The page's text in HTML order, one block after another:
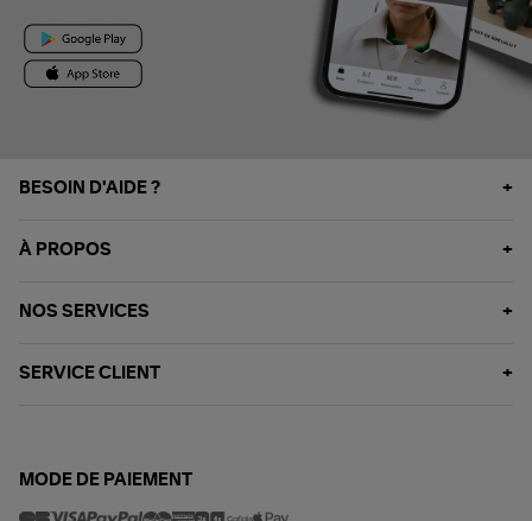
BESOIN D'AIDE ?
À PROPOS
NOS SERVICES
SERVICE CLIENT
MODE DE PAIEMENT